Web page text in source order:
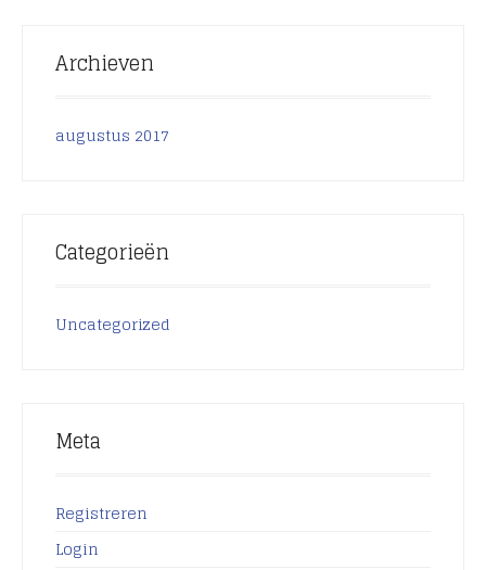
Archieven
augustus 2017
Categorieën
Uncategorized
Meta
Registreren
Login